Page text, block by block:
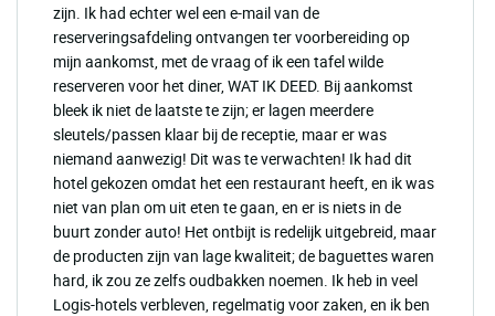
zijn. Ik had echter wel een e-mail van de
reserveringsafdeling ontvangen ter voorbereiding op
mijn aankomst, met de vraag of ik een tafel wilde
reserveren voor het diner, WAT IK DEED. Bij aankomst
bleek ik niet de laatste te zijn; er lagen meerdere
sleutels/passen klaar bij de receptie, maar er was
niemand aanwezig! Dit was te verwachten! Ik had dit
hotel gekozen omdat het een restaurant heeft, en ik was
niet van plan om uit eten te gaan, en er is niets in de
buurt zonder auto! Het ontbijt is redelijk uitgebreid, maar
de producten zijn van lage kwaliteit; de baguettes waren
hard, ik zou ze zelfs oudbakken noemen. Ik heb in veel
Logis-hotels verbleven, regelmatig voor zaken, en ik ben